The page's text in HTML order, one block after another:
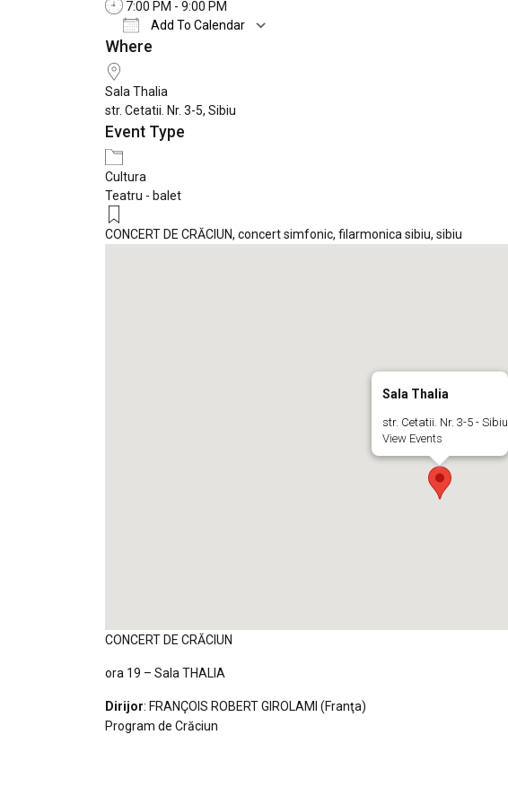
7:00 PM - 9:00 PM
Add To Calendar
Download ICS
Where
Sala Thalia
str. Cetatii. Nr. 3-5, Sibiu
Event Type
Cultura
Teatru - balet
CONCERT DE CRĂCIUN, concert simfonic, filarmonica sibiu, sibiu
Sala Thalia
str. Cetatii. Nr. 3-5 - Sibiu
View Events
CONCERT DE CRĂCIUN
ora 19 – Sala THALIA
Dirijor: FRANÇOIS ROBERT GIROLAMI (Franţa)
Program de Crăciun